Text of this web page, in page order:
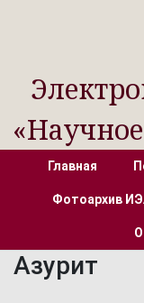
Главная
Фотоархив
Азурит